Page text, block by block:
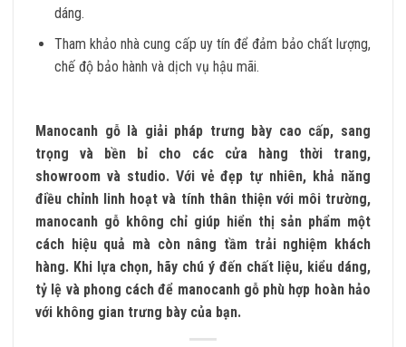
dáng.
Tham khảo nhà cung cấp uy tín để đảm bảo chất lượng,
chế độ bảo hành và dịch vụ hậu mãi.
Manocanh gỗ là giải pháp trưng bày cao cấp, sang
trọng và bền bỉ cho các cửa hàng thời trang,
showroom và studio. Với vẻ đẹp tự nhiên, khả năng
điều chỉnh linh hoạt và tính thân thiện với môi trường,
manocanh gỗ không chỉ giúp hiển thị sản phẩm một
cách hiệu quả mà còn nâng tầm trải nghiệm khách
hàng. Khi lựa chọn, hãy chú ý đến chất liệu, kiểu dáng,
tỷ lệ và phong cách để manocanh gỗ phù hợp hoàn hảo
với không gian trưng bày của bạn.